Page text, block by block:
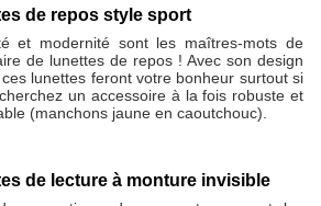
de repos style sport
et modernité sont les maîtres-mots de
de lunettes de repos ! Avec son design
lunettes feront votre bonheur surtout si
un accessoire à la fois robuste et
(manchons jaune en caoutchouc).
de lecture à monture invisible